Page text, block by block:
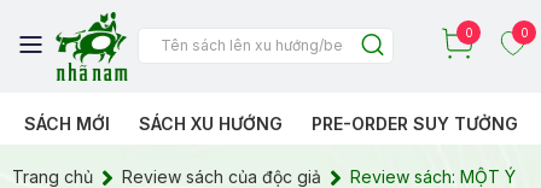
0 0
SÁCH MỚI SÁCH XU HƯỚNG PRE-ORDER SUY TƯỞNG
Trang chủ Review sách của độc giả
Review sách: MỘT Ý